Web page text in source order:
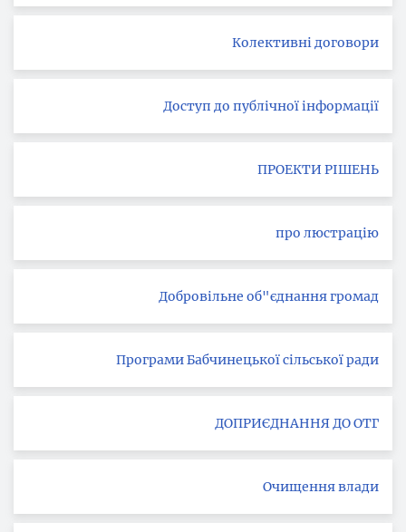
Колективні договори
Доступ до публічної інформації
ПРОЕКТИ РІШЕНЬ
про люстрацію
Добровільне об"єднання громад
Програми Бабчинецької сільської ради
ДОПРИЄДНАННЯ ДО ОТГ
Очищення влади